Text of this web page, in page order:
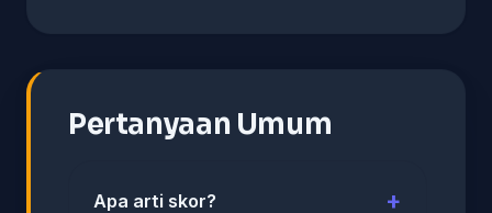
Pertanyaan Umum
Apa arti skor?